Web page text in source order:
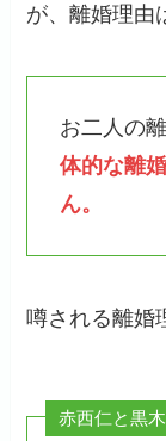
が、離婚理由
お二人の
体的な離
ん。
噂される離婚
赤西仁と黒